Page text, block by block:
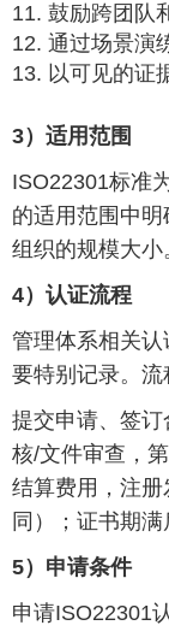
11. 鼓励跨团队
12. 通过场景演
13. 以可见的证
3）适用范围
ISO22301标准
的适用范围中
组织的规模大小
4）认证流程
管理体系相关
要特别记录。流
提交申请、签
核/文件审查，
结算费用，注
同）；证书期满
5）申请条件
申请ISO22301